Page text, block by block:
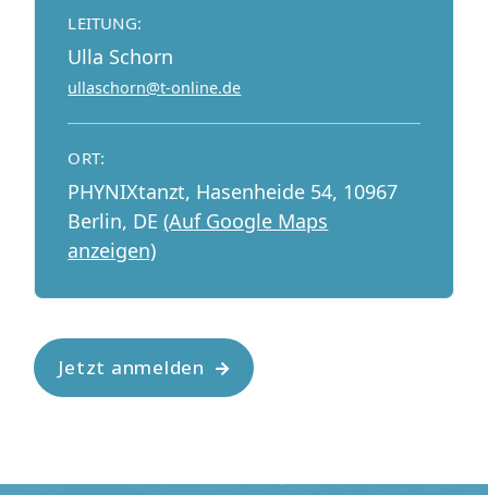
LEITUNG:
Ulla Schorn
ullaschorn@t-online.de
ORT:
PHYNIXtanzt, Hasenheide 54, 10967
Berlin, DE(Auf Google Maps
anzeigen)
Jetzt anmelden